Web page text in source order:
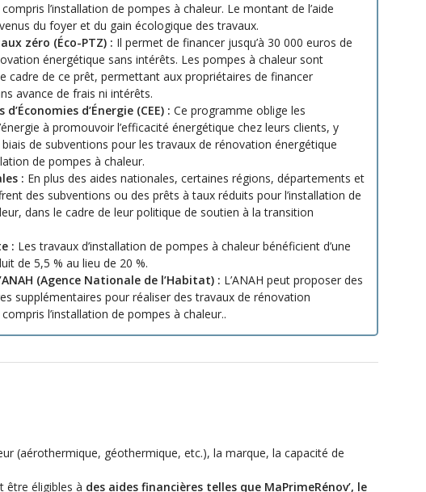
l’installation de pompes à chaleur. Le montant de l’aide
du foyer et du gain écologique des travaux.
zéro (Éco-PTZ) : Il permet de financer jusqu’à 30 000 euros de
énergétique sans intérêts. Les pompes à chaleur sont
cadre de ce prêt, permettant aux propriétaires de financer
avance de frais ni intérêts.
d’Énergie (CEE) : Ce programme oblige les
à promouvoir l’efficacité énergétique chez leurs clients, y
de subventions pour les travaux de rénovation énergétique
de pompes à chaleur.
: En plus des aides nationales, certaines régions, départements et
des subventions ou des prêts à taux réduits pour l’installation de
dans le cadre de leur politique de soutien à la transition
: Les travaux d’installation de pompes à chaleur bénéficient d’une
de 5,5 % au lieu de 20 %.
(Agence Nationale de l’Habitat) : L’ANAH peut proposer des
supplémentaires pour réaliser des travaux de rénovation
l’installation de pompes à chaleur..
(aérothermique, géothermique, etc.), la marque, la capacité de
être éligibles à des aides financières telles que MaPrimeRénov’, le